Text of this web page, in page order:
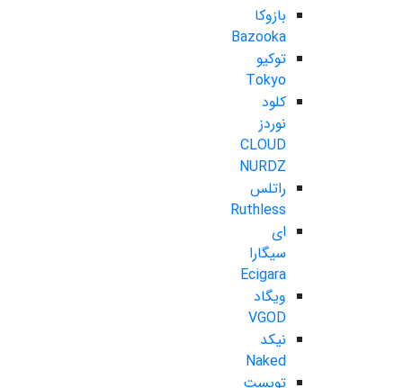
بازوکا
Bazooka
توکیو
Tokyo
کلود
نوردز
CLOUD
NURDZ
راتلس
Ruthless
ای
سیگارا
Ecigara
ویگاد
VGOD
نیکد
Naked
تویست